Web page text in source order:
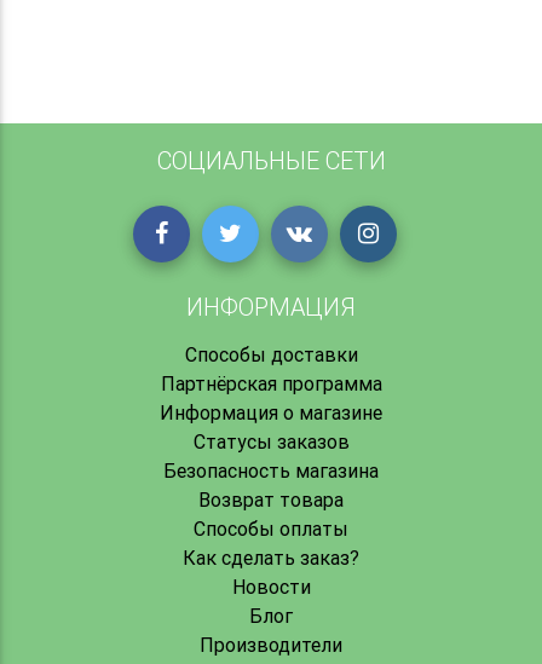
СОЦИАЛЬНЫЕ СЕТИ
ИНФОРМАЦИЯ
Способы доставки
Партнёрская программа
Информация о магазине
Статусы заказов
Безопасность магазина
Возврат товара
Способы оплаты
Как сделать заказ?
Новости
Блог
Производители